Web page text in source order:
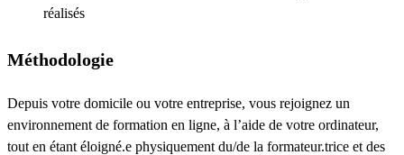
réalisés
Méthodologie
Depuis votre domicile ou votre entreprise, vous rejoignez un
environnement de formation en ligne, à l’aide de votre ordinateur,
tout en étant éloigné.e physiquement du/de la formateur.trice et des